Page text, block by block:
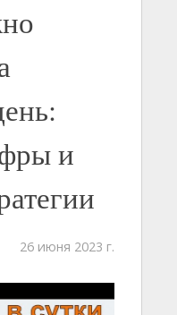
и
26 июня 2023 г.